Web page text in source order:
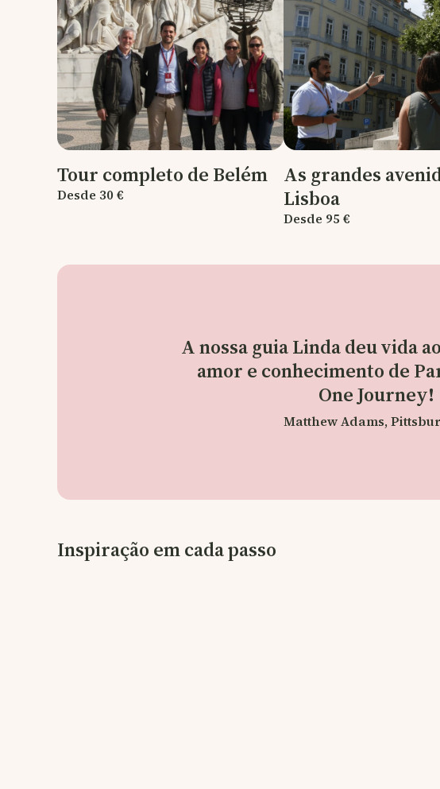
Tour completo de Belém
Desde 30 €
As grandes
Lisboa
Desde 95 €
A nossa guia Linda deu vida
amor e conhecimento de
One Journey!
Matthew Adams,
Inspiração em cada passo